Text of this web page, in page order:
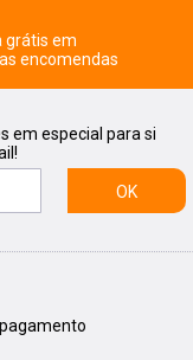
grátis em
encomendas
em especial para si
OK